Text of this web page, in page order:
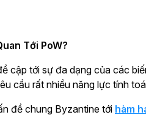
Tới PoW?
cập tới sự đa dạng của các
cầu rất nhiều năng lực tính
đề chung Byzantine tới hàm